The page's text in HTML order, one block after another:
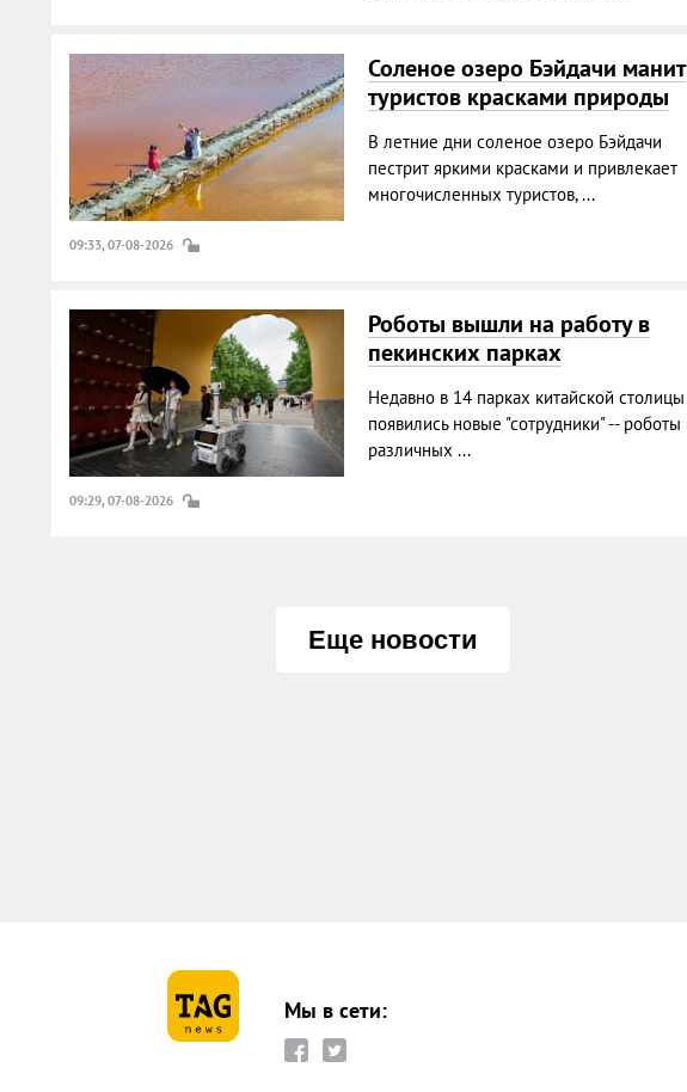
09:33, 07-08-2026
Соленое озеро Бэйдачи манит
туристов красками природы
В летние дни соленое озеро Бэйдачи
пестрит яркими красками и привлекает
многочисленных туристов, ...
09:29, 07-08-2026
Роботы вышли на работу в
пекинских парках
Недавно в 14 парках китайской столицы
появились новые "сотрудники" -- роботы
различных ...
Еще новости
Мы в сети: